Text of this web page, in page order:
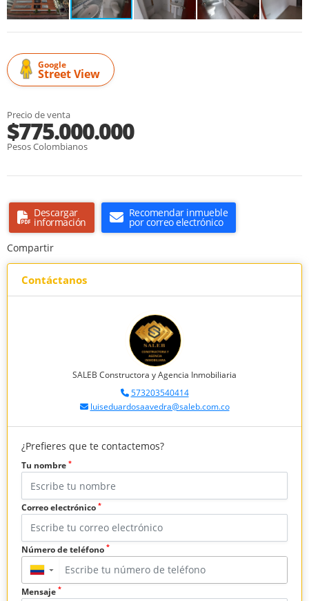
Google
Street View
Precio de venta
$775.000.000
Pesos Colombianos
Descargar
información
Recomendar inmueble
por correo electrónico
Compartir
Contáctanos
SALEB Constructora y Agencia Inmobiliaria
573203540414
luiseduardosaavedra@saleb.com.co
¿Prefieres que te contactemos?
Tu nombre *
Correo electrónico *
Número de teléfono *
▼
Mensaje *